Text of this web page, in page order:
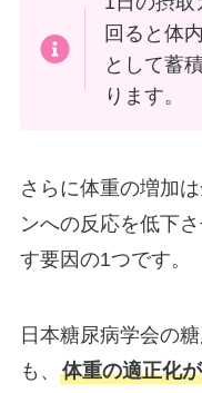
回ると体
として蓄
ります。
さらに体重の増加
ンへの反応を低下
す要因の1つです。
日本糖尿病学会の
も、 体重の適正化